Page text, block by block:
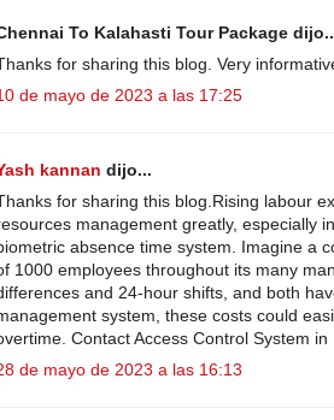
To Kalahasti Tour Package
for sharing this blog. Very
de mayo de 2023 a las 17:25
kannan dijo...
for sharing this blog.Rising labour
management greatly, especially
absence time system. Imagine a
1000 employees throughout its many
and 24-hour shifts, and both
system, these costs could
Contact Access Control System in
de mayo de 2023 a las 16:13